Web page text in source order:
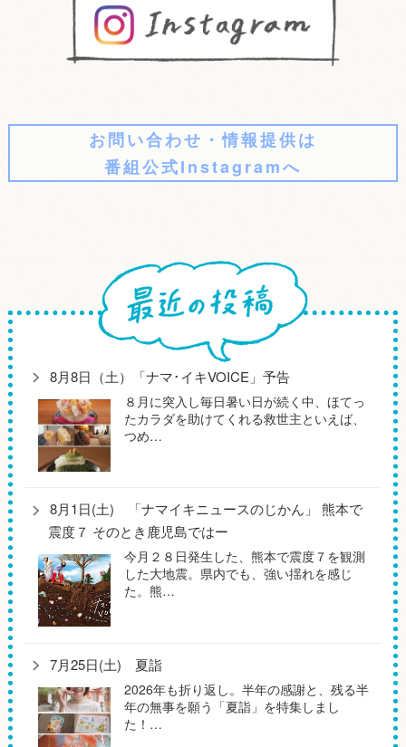
お問い合わせ・情報提供は
番組公式Instagramへ
8月8日（土）「ナマ･イキVOICE」予告
８月に突入し毎日暑い日が続く中、ほてっ
たカラダを助けてくれる救世主といえば、
つめ…
8月1日(土) 「ナマイキニュースのじかん」 熊本で
震度７ そのとき鹿児島ではー
今月２８日発生した、熊本で震度７を観測
した大地震。県内でも、強い揺れを感じ
た。熊…
7月25日(土) 夏詣
2026年も折り返し。半年の感謝と、残る半
年の無事を願う「夏詣」を特集しまし
た！…